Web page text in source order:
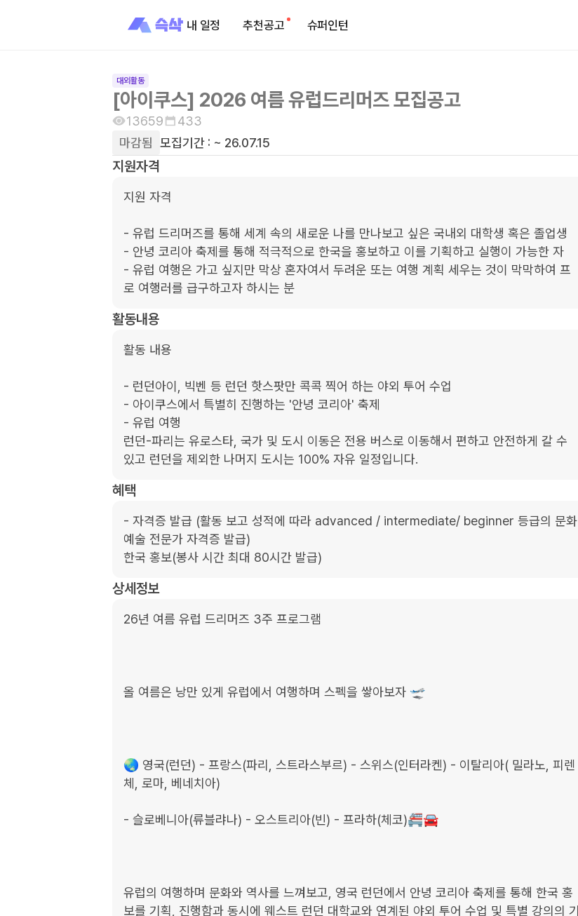
내 일정 추천공고 슈퍼인턴
대외활동
[아이쿠스] 2026 여름 유럽드리머즈 모집공고
13659
433
마감됨 모집기간 : ~ 26.07.15
지원자격
지원 자격
- 유럽 드리머즈를 통해 세계 속의 새로운 나를 만나보고 싶은 국내외 대학생 혹은 졸업생
- 안녕 코리아 축제를 통해 적극적으로 한국을 홍보하고 이를 기획하고 실행이 가능한 자
- 유럽 여행은 가고 싶지만 막상 혼자여서 두려운 또는 여행 계획 세우는 것이 막막하여 프
로 여행러를 급구하고자 하시는 분
활동내용
활동 내용
- 런던아이, 빅벤 등 런던 핫스팟만 콕콕 찍어 하는 야외 투어 수업
- 아이쿠스에서 특별히 진행하는 '안녕 코리아' 축제
- 유럽 여행
런던-파리는 유로스타, 국가 및 도시 이동은 전용 버스로 이동해서 편하고 안전하게 갈 수
있고 런던을 제외한 나머지 도시는 100% 자유 일정입니다.
혜택
- 자격증 발급 (활동 보고 성적에 따라 advanced / intermediate/ beginner 등급의 문화
예술 전문가 자격증 발급)
한국 홍보(봉사 시간 최대 80시간 발급)
상세정보
26년 여름 유럽 드리머즈 3주 프로그램
올 여름은 낭만 있게 유럽에서 여행하며 스펙을 쌓아보자 🛫
🌏 영국(런던) - 프랑스(파리, 스트라스부르) - 스위스(인터라켄) - 이탈리아( 밀라노, 피렌
체, 로마, 베네치아)
- 슬로베니아(류블랴나) - 오스트리아(빈) - 프라하(체코)🚝🚘
유럽의 여행하며 문화와 역사를 느껴보고, 영국 런던에서 안녕 코리아 축제를 통해 한국 홍
보를 기획, 진행함과 동시에 웨스트 런던 대학교와 연계된 야외 투어 수업 및 특별 강의의 기